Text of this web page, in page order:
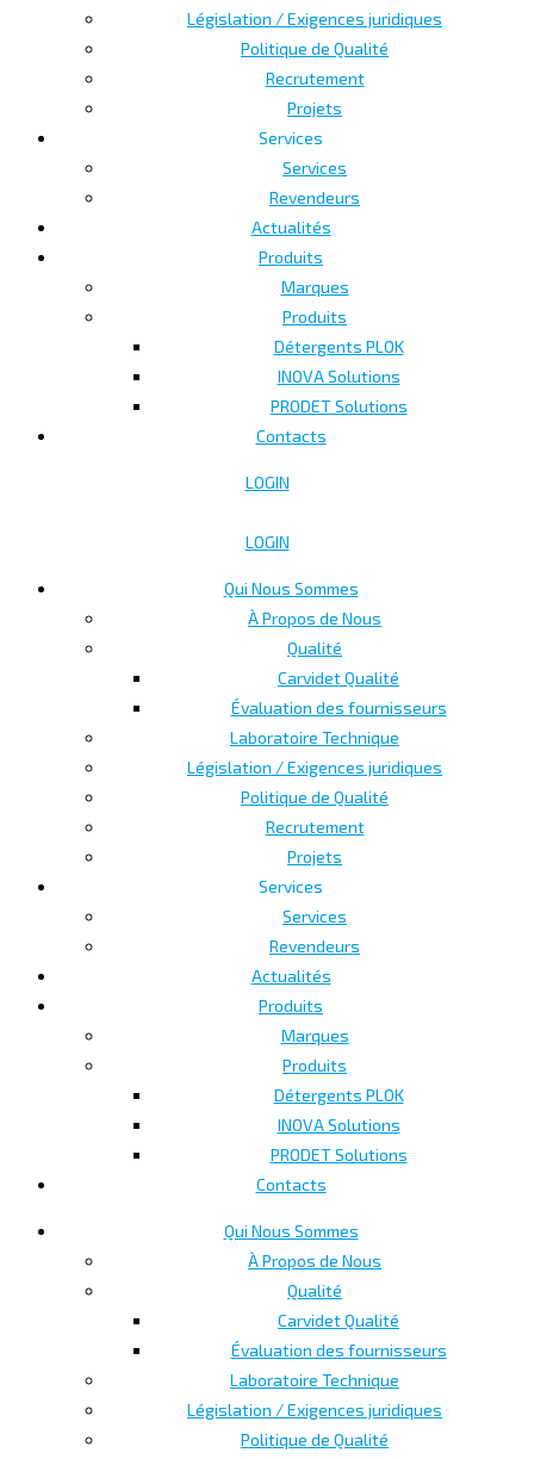
Législation / Exigences juridiques
Politique de Qualité
Recrutement
Projets
Services
Services
Revendeurs
Actualités
Produits
Marques
Produits
Détergents PLOK
INOVA Solutions
PRODET Solutions
Contacts
LOGIN
LOGIN
Qui Nous Sommes
À Propos de Nous
Qualité
Carvidet Qualité
Évaluation des fournisseurs
Laboratoire Technique
Législation / Exigences juridiques
Politique de Qualité
Recrutement
Projets
Services
Services
Revendeurs
Actualités
Produits
Marques
Produits
Détergents PLOK
INOVA Solutions
PRODET Solutions
Contacts
Qui Nous Sommes
À Propos de Nous
Qualité
Carvidet Qualité
Évaluation des fournisseurs
Laboratoire Technique
Législation / Exigences juridiques
Politique de Qualité